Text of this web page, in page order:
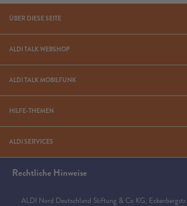
ÜBER DIESE SEITE
ALDI TALK WEBSHOP
ALDI TALK MOBILFUNK
HILFE-THEMEN
ALDI SERVICES
Rechtliche Hinweise
ALDI Nord Deutschland Stiftung & Co KG,